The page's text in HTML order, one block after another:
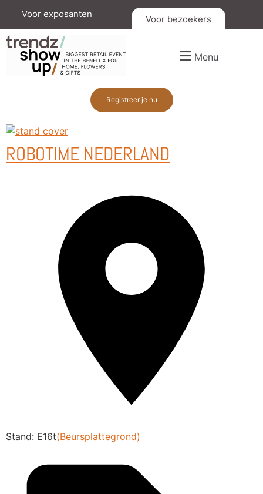
Voor exposanten Voor bezoekers
Menu
Registreer je nu
ROBOTIME NEDERLAND
Stand: E16t(Beursplattegrond)